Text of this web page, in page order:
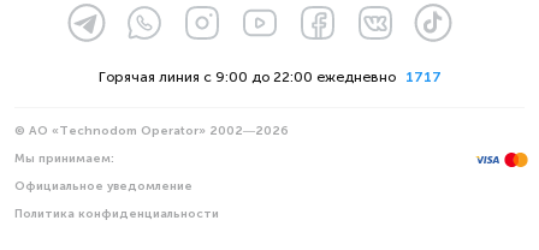
1717
Горячая линия с 9:00 до 22:00 ежедневно
© АО «Technodom Operator» 2002—2026
Мы принимаем:
Официальное уведомление
Политика конфиденциальности